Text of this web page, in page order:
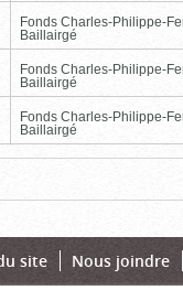
Fonds Charles-Philippe-
Baillairgé
Fonds Charles-Philippe-
Baillairgé
Fonds Charles-Philippe-
Baillairgé
site Nous joindre